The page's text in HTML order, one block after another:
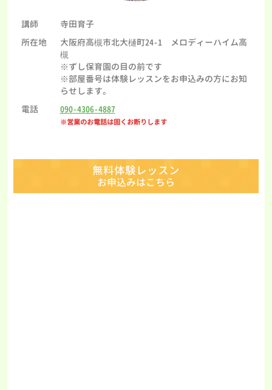
講師
寺田育子
所在地
大阪府高槻市北大樋町24-1 メロディーハイム高
槻
※ずし保育園の目の前です
※部屋番号は体験レッスンをお申込みの方にお知
らせします。
電話
090-4306-4887
※営業のお電話は固くお断りします
無料体験レッスン
お申込みはこちら